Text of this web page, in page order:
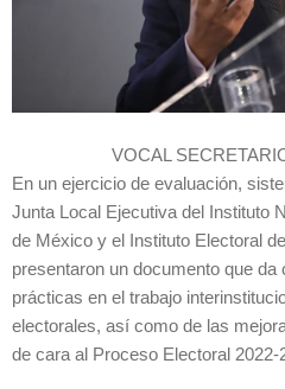
VOCAL
En un ejercicio de evaluación,
Junta Local Ejecutiva del Instituto
de México y el Instituto Electoral
presentaron un documento que da
prácticas en el trabajo
electorales, así como de las
de cara al Proceso Electoral 2022-